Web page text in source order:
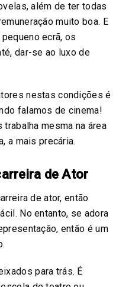
além de ter todas
muito boa. E
ecrã, os
dar-se ao luxo de
nestas condições é
falamos de cinema!
mesma na área
a mais precária.
de Ator
de ator, então
No entanto, se adora
então é um
para trás. É